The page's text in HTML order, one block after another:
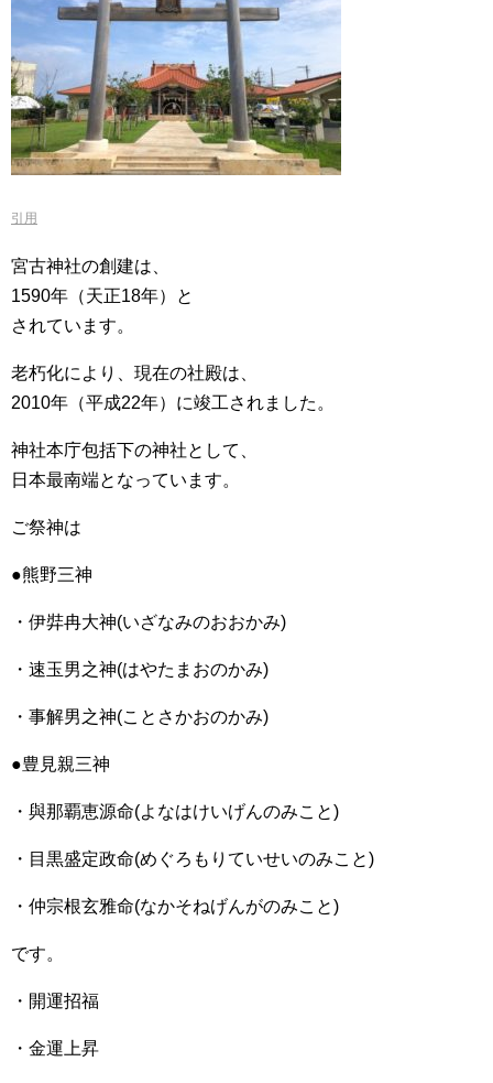
引用
宮古神社の創建は、
1590年（天正18年）と
されています。
老朽化により、現在の社殿は、
2010年（平成22年）に竣工されました。
神社本庁包括下の神社として、
日本最南端となっています。
ご祭神は
●熊野三神
・伊弉冉大神(いざなみのおおかみ)
・速玉男之神(はやたまおのかみ)
・事解男之神(ことさかおのかみ)
●豊見親三神
・與那覇恵源命(よなはけいげんのみこと)
・目黒盛定政命(めぐろもりていせいのみこと)
・仲宗根玄雅命(なかそねげんがのみこと)
です。
・開運招福
・金運上昇